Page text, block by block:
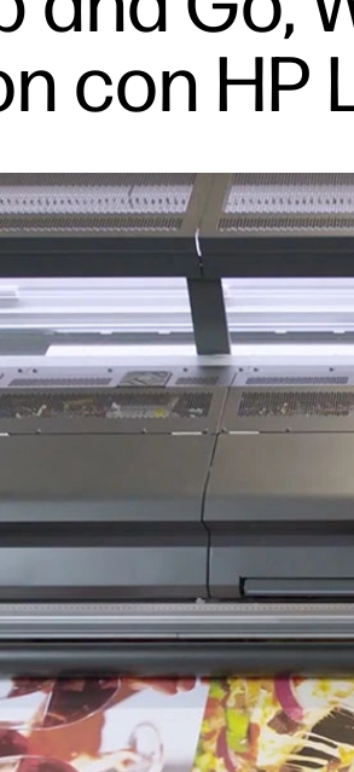
con HP